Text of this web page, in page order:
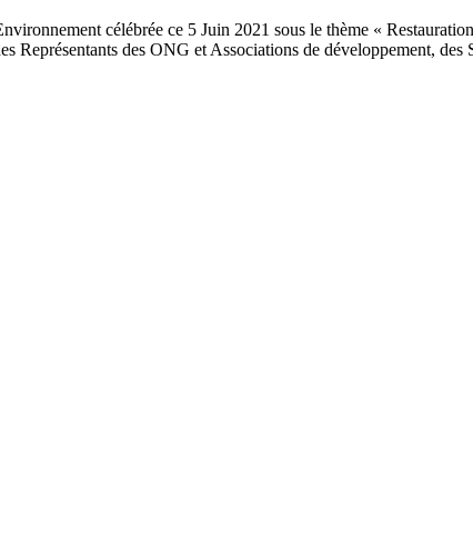
célébrée ce 5 Juin 2021 sous le thème «
Représentants des ONG et Associations de développement,